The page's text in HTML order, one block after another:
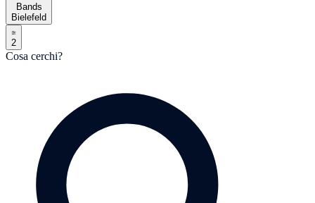
Bands
Bielefeld
2
Cosa cerchi?